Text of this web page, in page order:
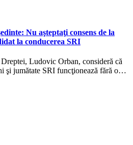
Nu aşteptaţi consens de la
la conducerea SRI
Ludovic Orban, consideră că
şi jumătate SRI funcţionează fără o…